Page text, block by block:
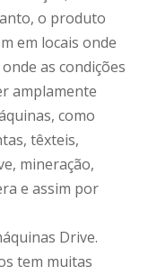
o produto
em locais onde
as condições
amplamente
como
têxteis,
mineração,
e assim por
Drive.
tem muitas